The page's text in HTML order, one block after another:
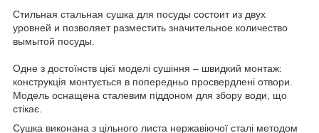
Стильная стальная сушка для посуды состоит из двух
уровней и позволяет разместить значительное количество
вымытой посуды.
Одне з достоїнств цієї моделі сушіння – швидкий монтаж:
конструкція монтується в попередньо просвердлені отвори.
Модель оснащена сталевим піддоном для збору води, що
стікає.
Сушка виконана з цільного листа нержавіючої сталі методом